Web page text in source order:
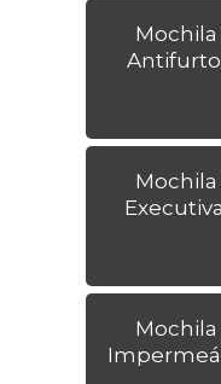
Mochila
Antifurto
Mochila
Executiva
Mochila